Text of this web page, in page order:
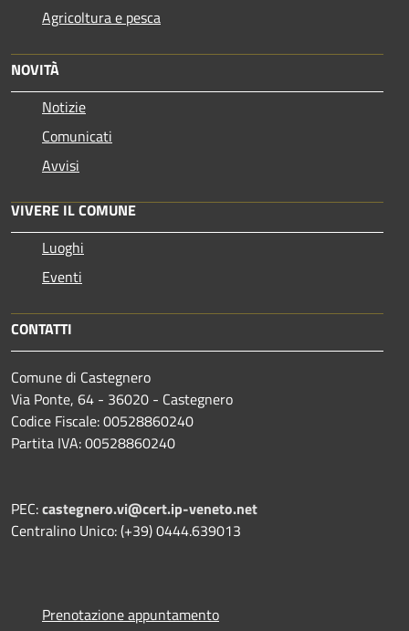
Agricoltura e pesca
NOVITÀ
Notizie
Comunicati
Avvisi
VIVERE IL COMUNE
Luoghi
Eventi
CONTATTI
Comune di Castegnero
Via Ponte, 64 - 36020 - Castegnero
Codice Fiscale: 00528860240
Partita IVA: 00528860240
PEC:castegnero.vi@cert.ip-veneto.net
Centralino Unico: (+39) 0444.639013
Prenotazione appuntamento